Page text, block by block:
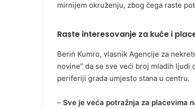
mirnijem okruženju, zbog čega raste
Raste interesovanje za kuće i
Berin Kumro, vlasnik Agencije za
novine” da se sve veći broj mladih
periferiji grada umjesto stana u centru.
– Sve je veća potražnja za placevima